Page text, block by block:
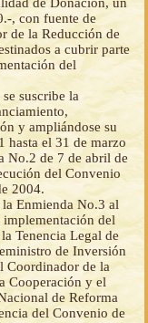
, con fuente de
de la Reducción de
a cubrir parte
del
suscribe la
y ampliándose su
hasta el 31 de marzo
No.2 de 7 de abril de
del Convenio
2004.
Enmienda No.3 al
del
Tenencia Legal de
de Inversión
Coordinador de la
Cooperación y el
de Reforma
del Convenio de